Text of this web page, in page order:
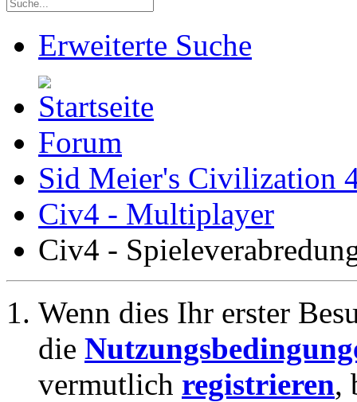
Erweiterte Suche
Forum
Sid Meier's Civilization
Civ4 - Multiplayer
Civ4 -
Wenn dies Ihr erster
die
vermutlich registrieren,